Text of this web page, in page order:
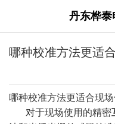
丹东桦泰
哪种校准方法更适
哪种校准方法更适合现
对于现场使用的精密